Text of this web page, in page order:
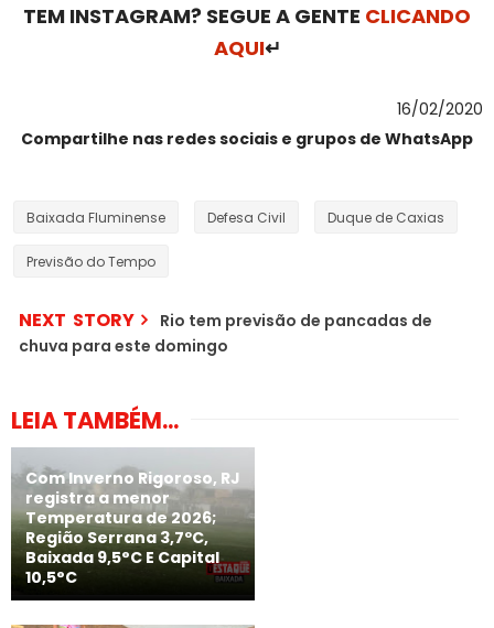
TEM INSTAGRAM? SEGUE A GENTE CLICANDO
AQUI↵
16/02/2020
Compartilhe nas redes sociais e grupos de WhatsApp
Baixada Fluminense Defesa Civil Duque de Caxias
Previsão do Tempo
NEXT STORY
Rio tem previsão de pancadas de
chuva para este domingo
LEIA TAMBÉM...
Com Inverno Rigoroso, RJ
registra a menor
Temperatura de 2026;
Região Serrana 3,7ºC,
Baixada 9,5°C E Capital
10,5°C